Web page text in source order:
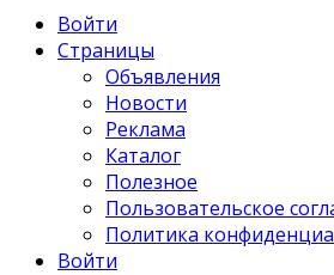
Войти
Страницы
Объявления
Новости
Реклама
Каталог
Полезное
Пользовательское
Политика
Войти